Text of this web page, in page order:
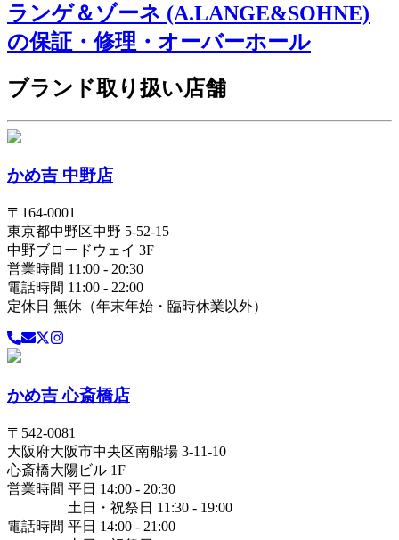
ランゲ＆ゾーネ (A.LANGE&SOHNE)
の保証・修理・オーバーホール
ブランド取り扱い店舗
かめ吉 中野店
〒 164-0001
東京都中野区中野 5-52-15
中野ブロードウェイ 3F
営業時間 11:00 - 20:30
電話時間 11:00 - 22:00
定休日 無休（年末年始・臨時休業以外）
かめ吉 心斎橋店
〒 542-0081
大阪府大阪市中央区南船場 3-11-10
心斎橋大陽ビル 1F
営業時間 平日 14:00 - 20:30
土日・祝祭日 11:30 - 19:00
電話時間 平日 14:00 - 21:00